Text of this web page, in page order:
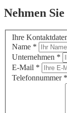
Nehmen
Ihre
Name *
Unternehmen *
E-Mail *
Telefonnummer *